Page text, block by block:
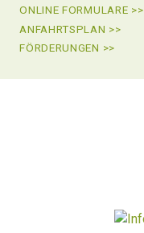
ONLINE FORMULARE >>
ANFAHRTSPLAN >>
FÖRDERUNGEN >>